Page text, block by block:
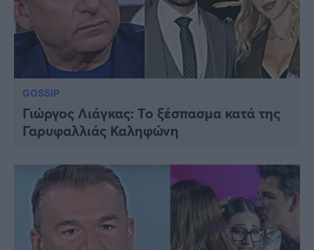
GOSSIP
Γιώργος Λιάγκας: Το ξέσπασμα κατά της
Γαρυφαλλιάς Καληφώνη